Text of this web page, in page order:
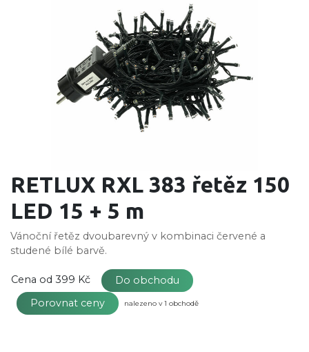
RETLUX RXL 383 řetěz 150
LED 15 + 5 m
Vánoční řetěz dvoubarevný v kombinaci červené a
studené bílé barvě.
Cena od 399 Kč
Do obchodu
Porovnat ceny
nalezeno v 1 obchodě